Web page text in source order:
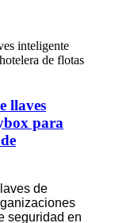
llaves
para
de
seguridad en